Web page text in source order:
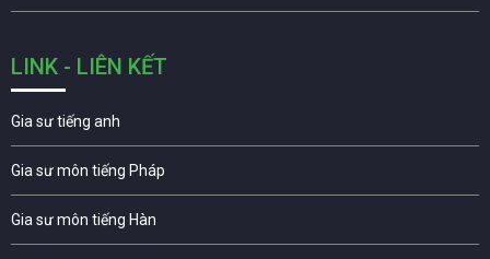
LINK - LIÊN KẾT
Gia sư tiếng anh
Gia sư môn tiếng Pháp
Gia sư môn tiếng Hàn